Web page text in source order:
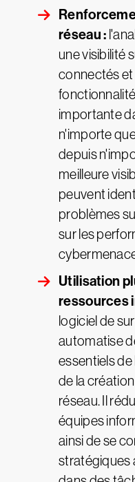
réseau :
une visibilité
connectés
importante
n'importe
depuis
meilleure
peuvent
problèmes
sur les
Utilisation
ressources
logiciel de
automatise
essentiels de
de la
réseau. Il
équipes
ainsi de se
stratégiques